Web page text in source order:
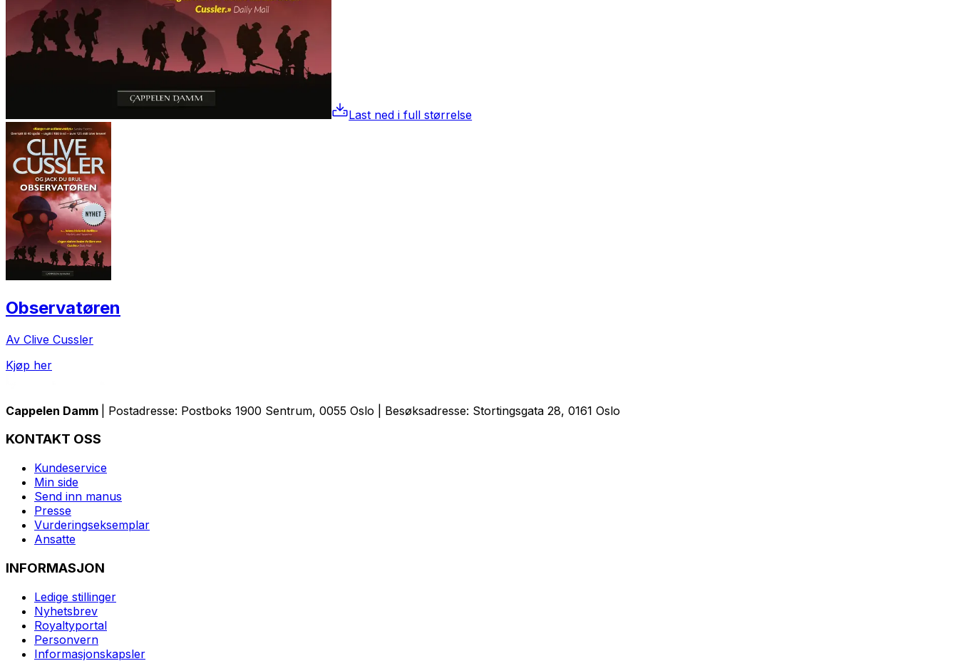
Last ned i full størrelse
Observatøren
Av Clive Cussler
Kjøp her
Cappelen Damm | Postadresse: Postboks 1900 Sentrum, 0055 Oslo | Besøksadresse: Stortingsgata 28, 0161 Oslo
KONTAKT OSS
Kundeservice
Min side
Send inn manus
Presse
Vurderingseksemplar
Ansatte
INFORMASJON
Ledige stillinger
Nyhetsbrev
Royaltyportal
Personvern
Informasjonskapsler